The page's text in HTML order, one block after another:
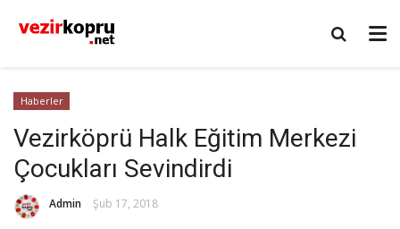
Haberler
Vezirköprü Halk Eğitim Merkezi
Çocukları Sevindirdi
Admin Şub 17, 2018